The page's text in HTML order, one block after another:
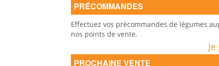
PRÉCOMMANDES
Effectuez vos précommandes de légumes
nos points de vente.
PROCHAINE VENTE